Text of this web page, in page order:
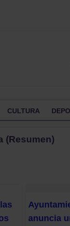
CULTURA
(Resumen)
anuncia